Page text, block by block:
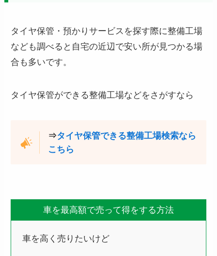
タイヤ保管・預かりサービスを探す際に整備工場
なども調べると自宅の近辺で安い所が見つかる場
合も多いです。
タイヤ保管ができる整備工場などをさがすなら
⇒タイヤ保管できる整備工場検索なら
こちら
車を最高額で売って得をする方法
車を高く売りたいけど